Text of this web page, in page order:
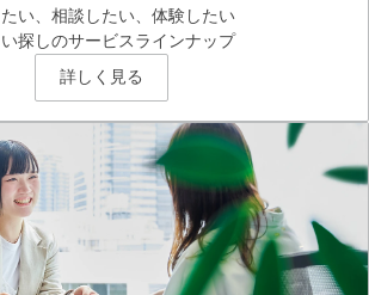
い、相談したい、体験したい
探しのサービスラインナップ
詳しく見る